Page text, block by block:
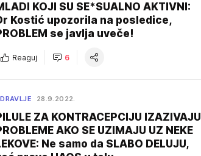
KOJI SU SE*SUALNO AKTIVNI:
Kostić upozorila na posledice,
se javlja uveče!
Reaguj 6
28.9.2022.
ZA KONTRACEPCIJU IZAZIVAJU
AKO SE UZIMAJU UZ NEKE
Ne samo da SLABO DELUJU,